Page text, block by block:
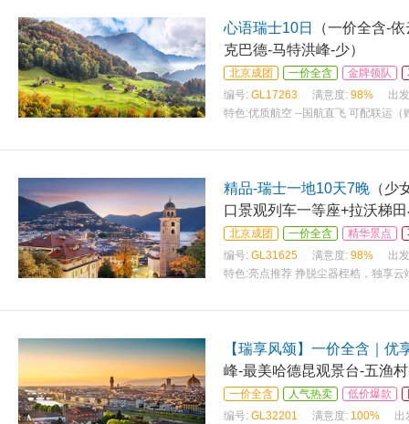
心语瑞士10日
（一价全含-
克巴德-马特洪峰-少）
北京成团 一价全含 金牌领队
编号: GL17263 满意度: 98%
出
特色:优质航空 --国航直飞 可配联运
精品-瑞士一地10天7晚 （少
口景观列车一等座+拉沃梯
北京成团 一价全含 精华景点
编号: GL31625 满意度: 98%
出
特色:亮点推荐 挣脱尘器桎梏，独享
【瑞享风颂】一价全含｜优
峰-最美哈德昆观景台-五渔
一价全含 人气热卖 低价爆款
编号: GL32201 满意度: 100%
出